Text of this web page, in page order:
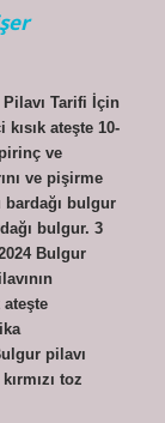
Tarifi İçin
ateşte 10-
ve
ve pişirme
bulgur
bulgur. 3
Bulgur
ateşte
pilavı
toz